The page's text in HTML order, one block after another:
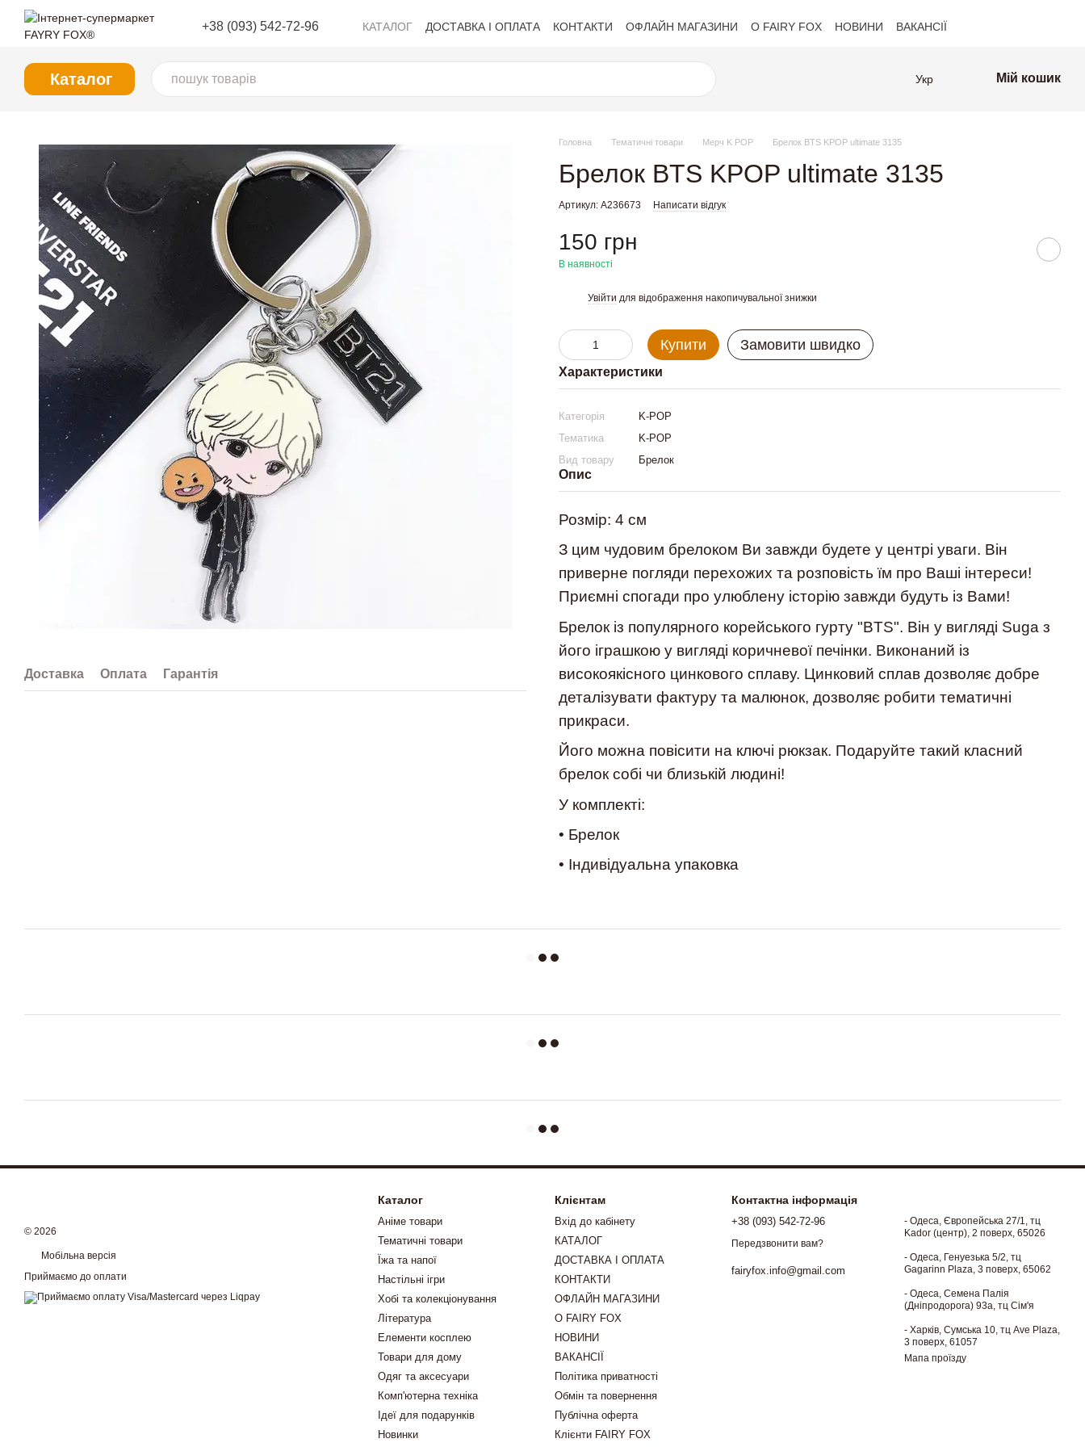
Перейти до основного контенту
+38 (093) 542-72-96 КАТАЛОГ ДОСТАВКА І ОПЛАТА КОНТАКТИ ОФЛАЙН МАГАЗИНИ О FAIRY FOX НОВИНИ
ВАКАНСІЇ
Каталог Укр Мій кошик
Доставка Оплата Гарантія
Головна Тематичні товари Мерч K POP Брелок BTS KPOP ultimate 3135
Брелок BTS KPOP ultimate 3135
Артикул: A236673 Написати відгук
150 грн
В наявності
Увійти для відображення накопичувальної знижки
Купити Замовити швидко
Характеристики
Категорія
K-POP
Тематика
K-POP
Вид товару
Брелок
Опис
Розмір: 4 см
З цим чудовим брелоком Ви завжди будете у центрі уваги. Він
приверне погляди перехожих та розповість їм про Ваші інтереси!
Приємні спогади про улюблену історію завжди будуть із Вами!
Брелок із популярного корейського гурту "BTS". Він у вигляді Suga з
його іграшкою у вигляді коричневої печінки. Виконаний із
високоякісного цинкового сплаву. Цинковий сплав дозволяє добре
деталізувати фактуру та малюнок, дозволяє робити тематичні
прикраси.
Його можна повісити на ключі рюкзак. Подаруйте такий класний
брелок собі чи близькій людині!
У комплекті:
• Брелок
• Індивідуальна упаковка
© 2026
Мобільна версія
Приймаємо до оплати
Каталог
Аніме товари
Тематичні товари
Їжа та напої
Настільні ігри
Хобі та колекціонування
Література
Елементи косплею
Товари для дому
Одяг та аксесуари
Комп'ютерна техніка
Ідеї для подарунків
Новинки
Клієнтам
Вхід до кабінету
КАТАЛОГ
ДОСТАВКА І ОПЛАТА
КОНТАКТИ
ОФЛАЙН МАГАЗИНИ
О FAIRY FOX
НОВИНИ
ВАКАНСІЇ
Політика приватності
Обмін та повернення
Публічна оферта
Клієнти FAIRY FOX
Контактна інформація
+38 (093) 542-72-96
Передзвонити вам?
fairyfox.info@gmail.com
- Одеса, Європейська 27/1, тц
Kador (центр), 2 поверх, 65026
- Одеса, Генуезька 5/2, тц
Gagarinn Plaza, 3 поверх, 65062
- Одеса, Семена Палія
(Дніпродорога) 93а, тц Сім'я
- Харків, Сумська 10, тц Ave Plaza,
3 поверх, 61057
Мапа проїзду